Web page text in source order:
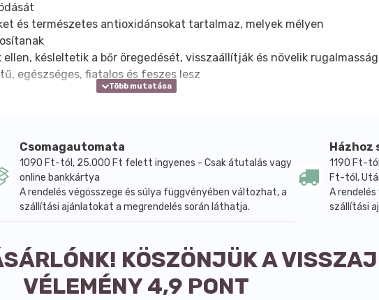
és természetes antioxidánsokat tartalmaz, melyek mélyen
késleltetik a bőr öregedését, visszaállítják és növelik
egészséges, fiatalos és feszes lesz
Csomagautomata
1090 Ft-tól, 25.000 Ft felett ingyenes - Csak átutalás vagy
online bankkártya
A rendelés végösszege és súlya függvényében változhat, a
szállítási ajánlatokat a megrendelés során láthatja.
Házhoz
1190 Ft-
Ft-tól,
A
szállítási
KÖSZÖNJÜK A
VÉLEMÉNY 4,9 PONT